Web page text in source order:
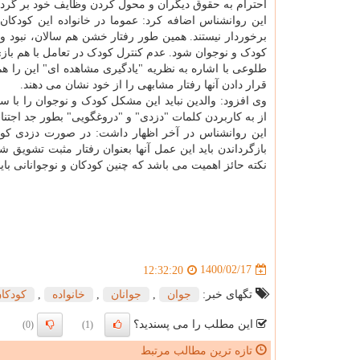
احترام به حقوق دیگران و محول کردن وظایف خود بر
این روانشناس اضافه کرد: عموما در خانواده این
برخوردار نیستند. همین طور رفتار خشن هم سالان،
کودک و نوجوان شود. عدم کنترل کودک در تعامل با هم
طلوعی با اشاره به نظریه "یادگیری مشاهده ای" این را
قرار دادن آنها رفتار مشابهی را از خود نشان می دهند.
وی افزود: والدین نباید این مشکل کودک و نوجوان را با
از به کاربردن کلمات "دزدی" و "دروغگویی" بطور جد
این روانشناس در آخر اظهار داشت: در صورت دزدی
بازگرداندن باید این عمل آنها بعنوان رفتار مثبت
نکته حائز اهمیت می باشد که چنین کودکان و نوجوانانی
1400/02/17
12:32:20
تگهای خبر:
جوان جوانان خانواده
این مطلب را می پسندید؟ (1)
(0)
تازه ترین مطالب مرتبط